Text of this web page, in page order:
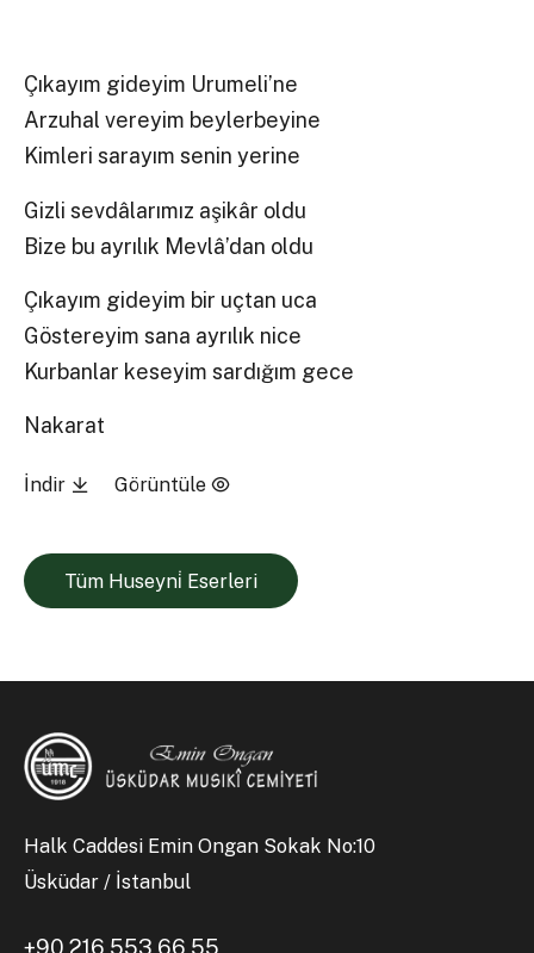
Çıkayım gideyim Urumeli’ne
Arzuhal vereyim beylerbeyine
Kimleri sarayım senin yerine
Gizli sevdâlarımız aşikâr oldu
Bize bu ayrılık Mevlâ’dan oldu
Çıkayım gideyim bir uçtan uca
Göstereyim sana ayrılık nice
Kurbanlar keseyim sardığım gece
Nakarat
İndir Görüntüle
Tüm Huseyni̇ Eserleri
Halk Caddesi Emin Ongan Sokak No:10
Üsküdar / İstanbul
+90 216 553 66 55